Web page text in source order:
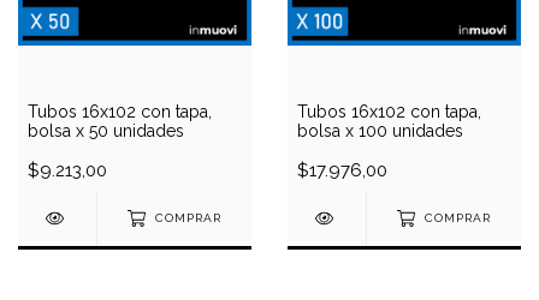
Tubos 16x102 con tapa,
bolsa x 50 unidades
$9.213,00
COMPRAR
Tubos 16x102 con tapa,
bolsa x 100 unidades
$17.976,00
COMPRAR